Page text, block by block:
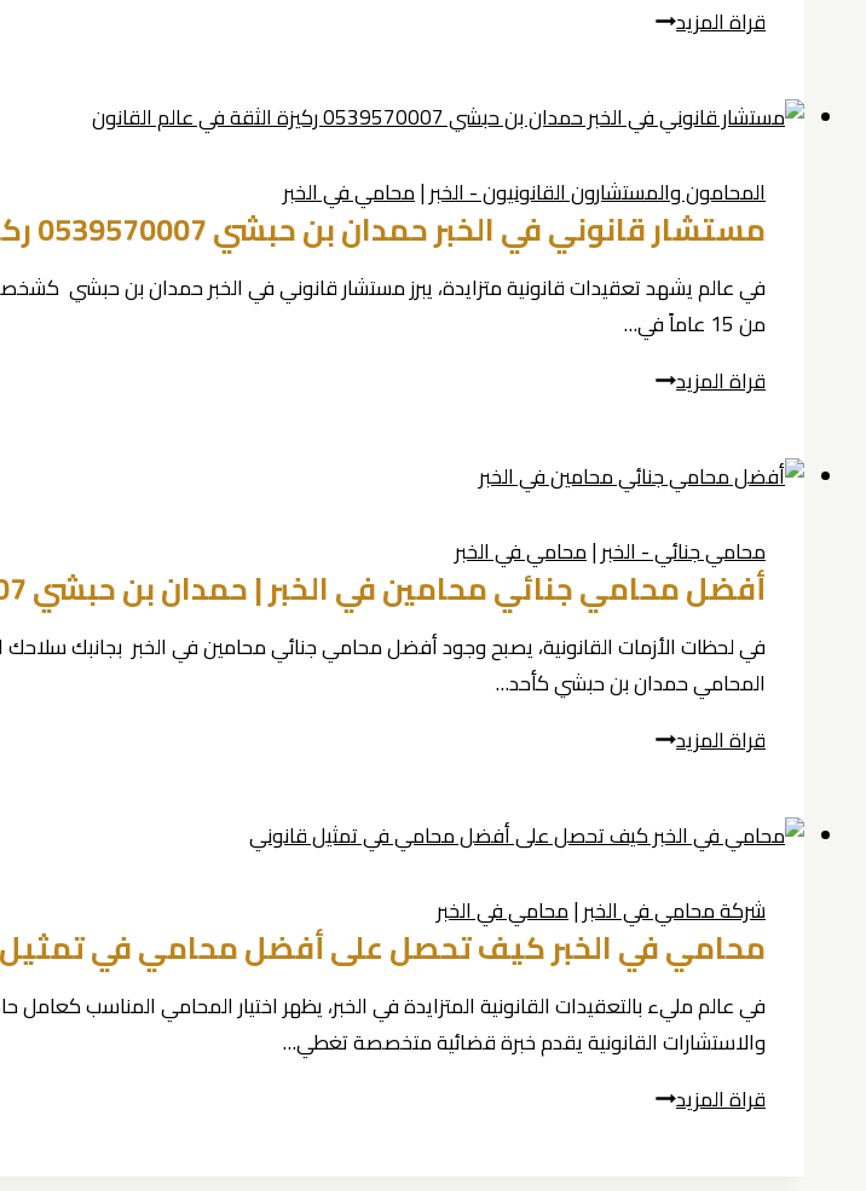
قراة المزيدمحامي
في
0539570007
المحامون والمستشارون القانونيون - الخبر|محامي في الخبر
مستشار قانوني في الخبر حمدان بن حبشي 0539570007 ركيزة الثقة في عالم القانون
في عالم يشهد تعقيدات قانونية متزايدة، يبرز مستشار قانوني في الخبر حمدان بن حبشي
من 15 عاماً في…
قراة المزيدمستشار
الخبر
بن
حبشي
0539570007
ركيزة
الثقة
في
محامي جنائي - الخبر|محامي في الخبر
أفضل محامي جنائي محامين في الخبر | حمدان بن حبشي 0539570007 الدفاع بشراسة عن حقوقك
في لحظات الأزمات القانونية، يصبح وجود أفضل محامي جنائي محامين في الخبر بجانبك
المحامي حمدان بن حبشي كأحد…
قراة المزيدأفضل
محامين
الخبر
|
حمدان
بن
0539570007
شركة محامي في الخبر|محامي في الخبر
محامي في الخبر كيف تحصل على أفضل محامي في تمثيل قانوني 0539570007 خبرة
في عالم مليء بالتعقيدات القانونية المتزايدة في الخبر، يظهر اختيار المحامي المناسب
والاستشارات القانونية يقدم خبرة قضائية متخصصة تغطي…
قراة المزيدمحامي